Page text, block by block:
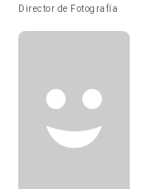
Director de Fotografía